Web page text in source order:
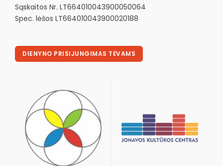
Sąskaitos Nr. LT664010043900050064
Spec. lėšos LT664010043900020188
DIENYNO PRISIJUNGIMAS TĖVAMS